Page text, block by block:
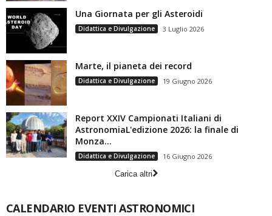
Una Giornata per gli Asteroidi
Didattica e Divulgazione 3 Luglio 2026
Marte, il pianeta dei record
Didattica e Divulgazione 19 Giugno 2026
Report XXIV Campionati Italiani di
AstronomiaL'edizione 2026: la finale di
Monza...
Didattica e Divulgazione
16 Giugno 2026
Carica altri
CALENDARIO EVENTI ASTRONOMICI